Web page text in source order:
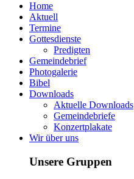
Home
Aktuell
Termine
Gottesdienste
Predigten
Gemeindebrief
Photogalerie
Bibel
Downloads
Aktuelle Downloads
Gemeindebriefe
Konzertplakate
Wir über uns
Unsere Gruppen